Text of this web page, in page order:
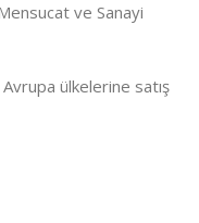
ve Sanayi
ülkelerine satış